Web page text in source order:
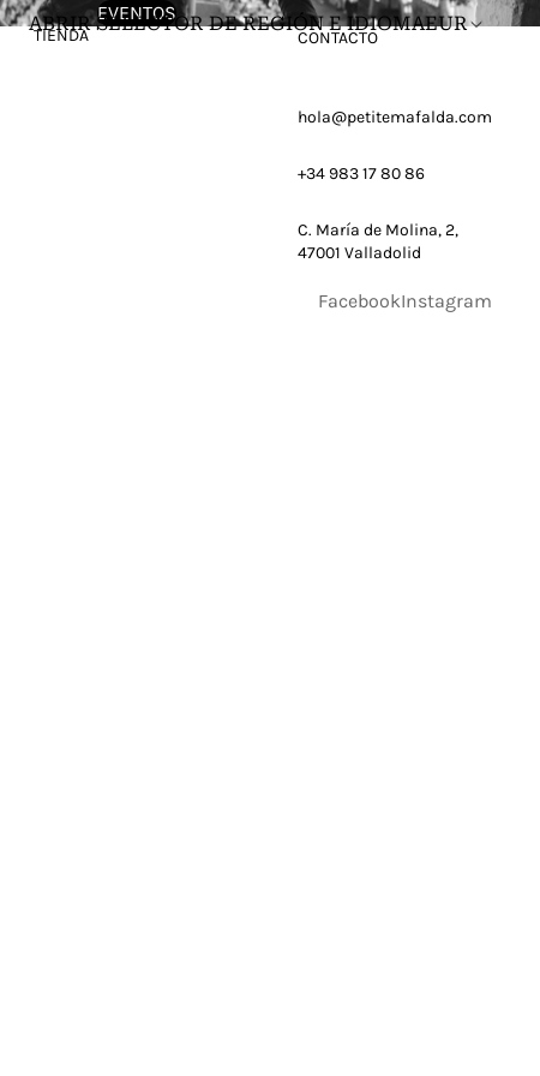
ABRIR SELECTOR DE REGIÓN E IDIOMAEUR
EVENTOS
TIENDA CONTACTO
hola@petitemafalda.com
+34 983 17 80 86
C. María de Molina, 2,
47001 Valladolid
FacebookInstagram